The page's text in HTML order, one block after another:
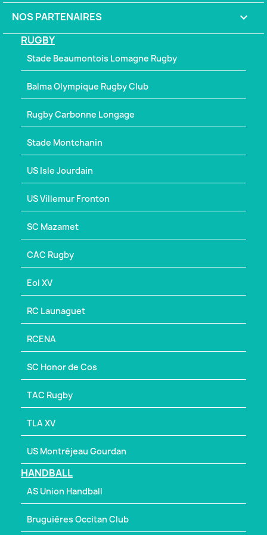
NOS PARTENAIRES 
RUGBY
Stade Beaumontois Lomagne Rugby
Balma Olympique Rugby Club
Rugby Carbonne Longage
Stade Montchanin
US Isle Jourdain
US Villemur Fronton
SC Mazamet
CAC Rugby
Eol XV
RC Launaguet
RCENA
SC Honor de Cos
TAC Rugby
TLA XV
US Montréjeau Gourdan
HANDBALL
AS Union Handball
Bruguières Occitan Club